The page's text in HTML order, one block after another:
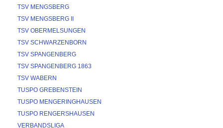
TSV MENGSBERG
TSV MENGSBERG II
TSV OBERMELSUNGEN
TSV SCHWARZENBORN
TSV SPANGENBERG
TSV SPANGENBERG 1863
TSV WABERN
TUSPO GREBENSTEIN
TUSPO MENGERINGHAUSEN
TUSPO RENGERSHAUSEN
VERBANDSLIGA